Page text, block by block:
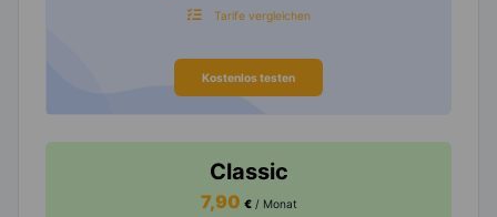
Tarife vergleichen
Kostenlos testen
Classic
7,90 € / Monat